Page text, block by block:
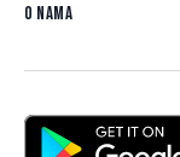
O nama